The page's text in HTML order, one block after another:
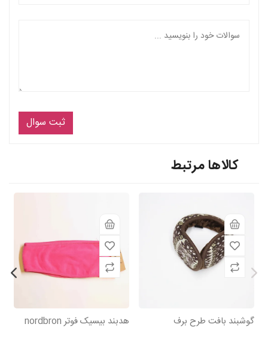
ثبت سوال
کالاها مرتبط
گوشبند بافت طرح برف هدبند بیسیک فوتر nordbron